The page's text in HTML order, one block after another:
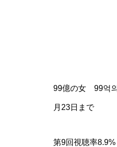
99億の女 99억
月23日まで
第9回視聴率